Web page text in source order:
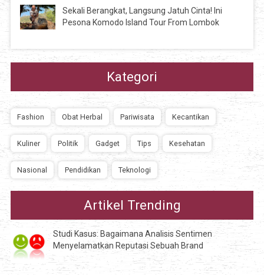
Sekali Berangkat, Langsung Jatuh Cinta! Ini
Pesona Komodo Island Tour From Lombok
Kategori
Fashion Obat Herbal Pariwisata Kecantikan
Kuliner Politik Gadget Tips Kesehatan
Nasional Pendidikan Teknologi
Artikel Trending
Studi Kasus: Bagaimana Analisis Sentimen
Menyelamatkan Reputasi Sebuah Brand